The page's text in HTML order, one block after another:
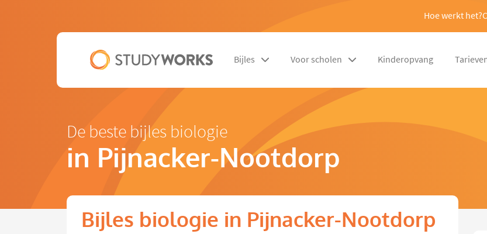
Hoe werkt het?
Bijles Voor scholen Kinderopvang
De beste bijles biologie
in Pijnacker-Nootdorp
Bijles biologie in Pijnacker-Nootdorp